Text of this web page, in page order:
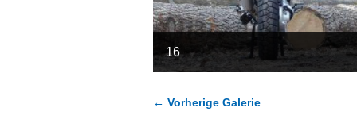
16
← Vorherige Galerie